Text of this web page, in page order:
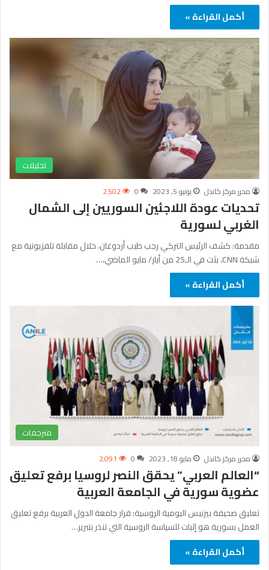
أكمل القراءة »
تحليلات
محرر مركز كاندل يونيو 5, 2023 0 2٬502
تحديات عودة اللاجئين السوريين إلى الشمال
الغربي لسورية
مقدمة: كشف الرئيس التركي رجب طيب أردوغان، خلال مقابلة تلفزيونية مع
شبكة CNN، بثت في الـ25 من أيار/ مايو الماضي،…
أكمل القراءة »
مترجمات
محرر مركز كاندل مايو 18, 2023 0 2٬091
“العالم العربي” يحقق النصر لروسيا برفع تعليق
عضوية سورية في الجامعة العربية
تعليق صحيفة بيزنيس اليومية الروسية: قرار جامعة الدول العربية برفع تعليق
العمل بسورية هو إثبات للسياسة الروسية التي تنذر بتبرير…
أكمل القراءة »